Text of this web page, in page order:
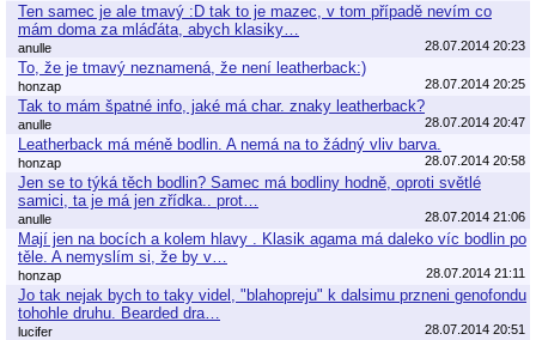
Ten samec je ale tmavý :D tak to je mazec, v tom případě nevím co
mám doma za mláďáta, abych klasiky…
anulle 28.07.2014 20:23
To, že je tmavý neznamená, že není leatherback:)
honzap 28.07.2014 20:25
Tak to mám špatné info, jaké má char. znaky leatherback?
anulle 28.07.2014 20:47
Leatherback má méně bodlin. A nemá na to žádný vliv barva.
honzap 28.07.2014 20:58
Jen se to týká těch bodlin? Samec má bodliny hodně, oproti světlé
samici, ta je má jen zřídka.. prot…
anulle 28.07.2014 21:06
Mají jen na bocích a kolem hlavy . Klasik agama má daleko víc bodlin po
těle. A nemyslím si, že by v…
honzap 28.07.2014 21:11
Jo tak nejak bych to taky videl, "blahopreju" k dalsimu przneni genofondu
tohohle druhu. Bearded dra…
lucifer 28.07.2014 20:51